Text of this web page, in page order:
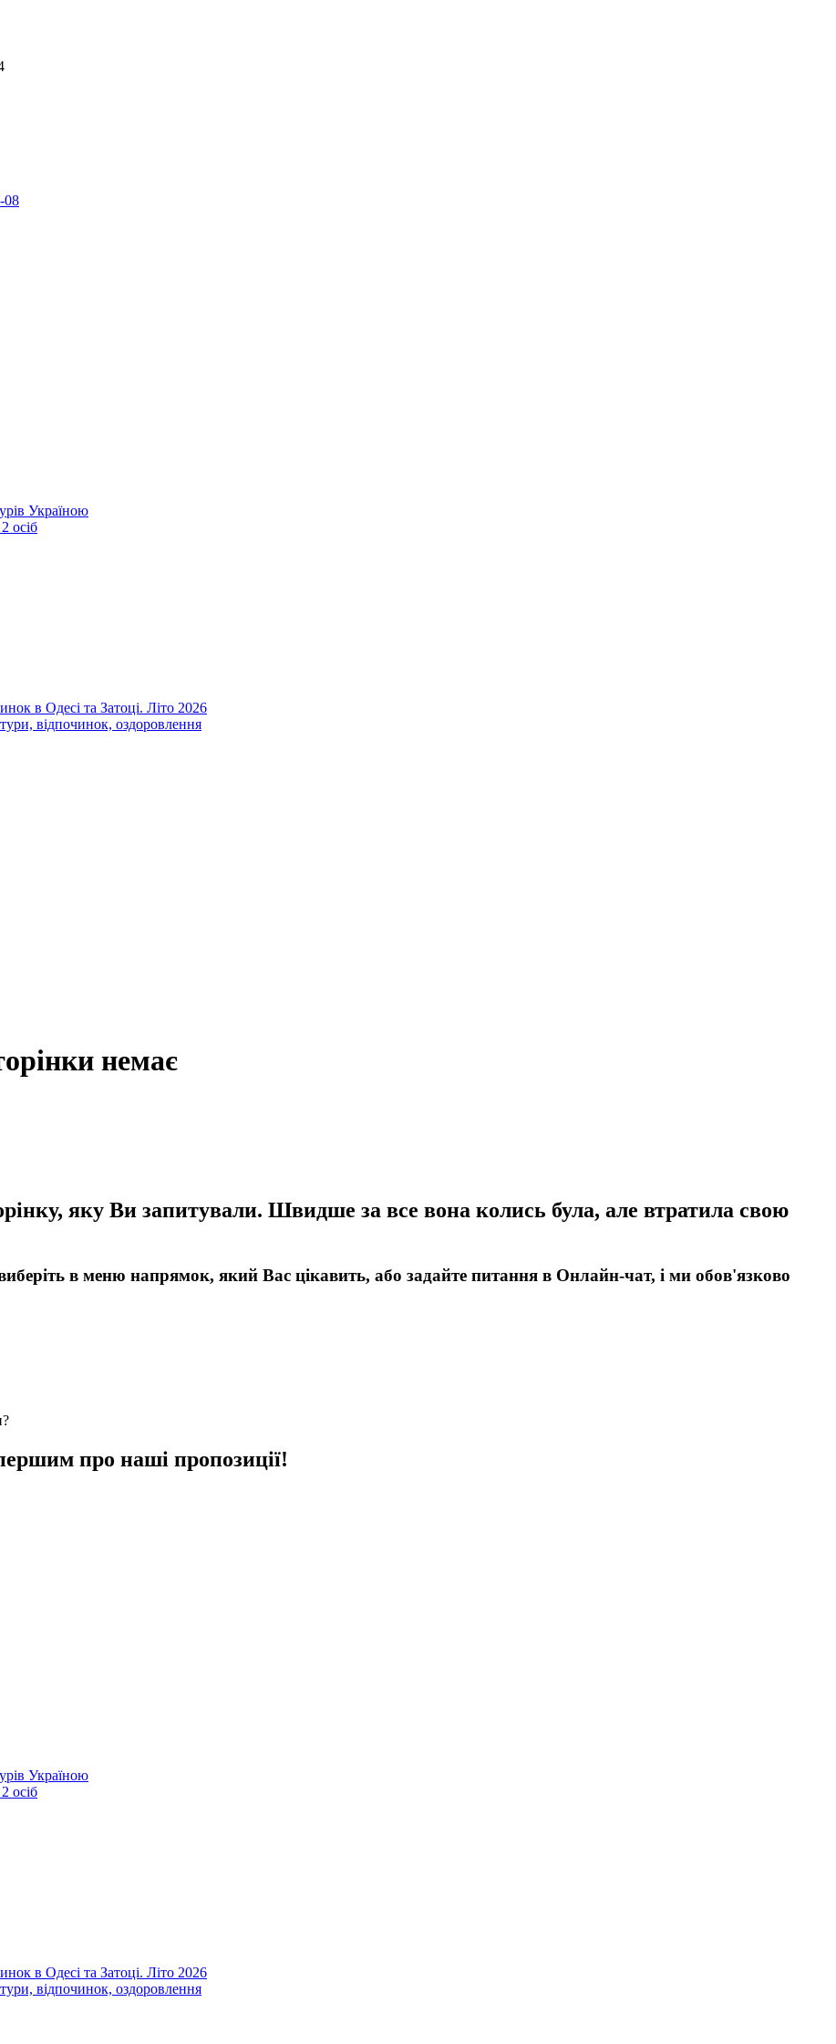
08
Україною
осіб
в Одесі та Затоці. Літо 2026
відпочинок, оздоровлення
немає
яку Ви запитували. Швидше за все вона колись була, але втратила свою
в меню напрямок, який Вас цікавить, або задайте питання в Онлайн-чат, і ми обов'язково
про наші пропозиції!
Україною
осіб
в Одесі та Затоці. Літо 2026
відпочинок, оздоровлення